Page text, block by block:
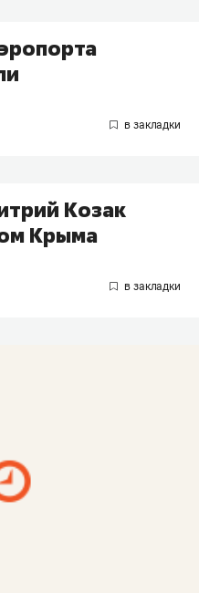
Козак
Крыма